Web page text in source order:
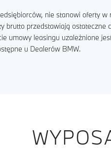
nie stanowi oferty
brutto przedstawiają
umowy leasingu uzależnione
u Dealerów BMW.